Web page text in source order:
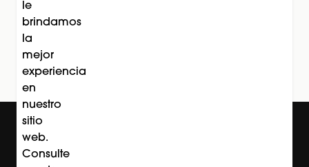
le
brindamos
la
mejor
experiencia
en
nuestro
sitio
web.
Consulte